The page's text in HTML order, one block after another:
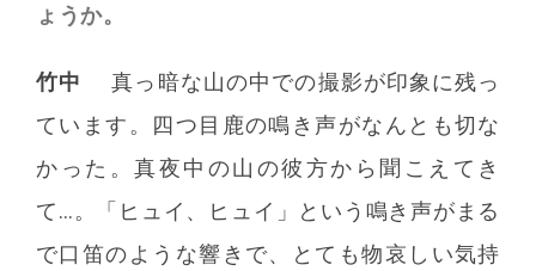
ょうか。
竹中
真っ暗な山の中での撮影が印象に残っ
ています。四つ目鹿の鳴き声がなんとも切な
かった。真夜中の山の彼方から聞こえてき
て…。「ヒュイ、ヒュイ」という鳴き声がまる
で口笛のような響きで、とても物哀しい気持